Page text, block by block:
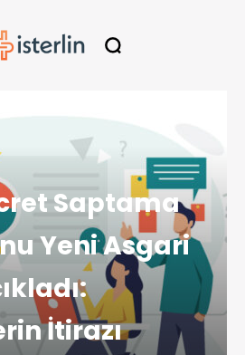
Saptama
Yeni Asgari
İtirazı